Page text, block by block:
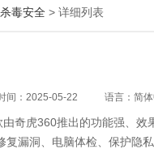
杀毒安全 > 详细列表
间：2025-05-22 语言：简
奇虎360推出的功能强、
复漏洞、电脑体检、保护隐